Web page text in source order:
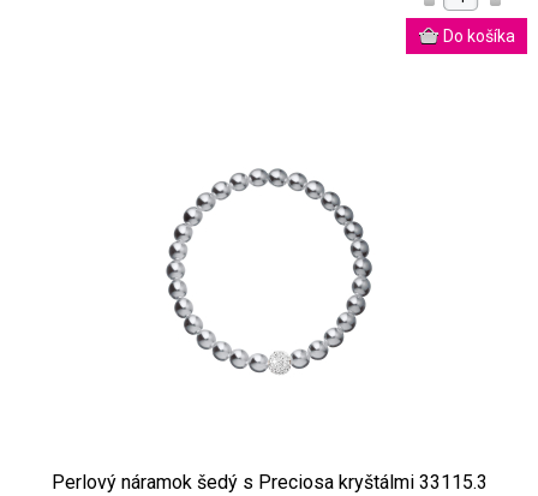
Perlový náramok šedý s Preciosa kryštálmi 33115.3